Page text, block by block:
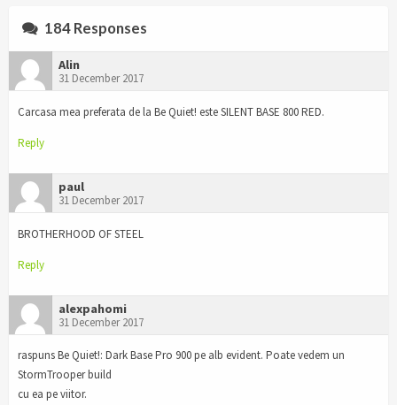
184 Responses
Alin
31 December 2017
Carcasa mea preferata de la Be Quiet! este SILENT BASE 800 RED.
Reply
paul
31 December 2017
BROTHERHOOD OF STEEL
Reply
alexpahomi
31 December 2017
raspuns Be Quiet!: Dark Base Pro 900 pe alb evident. Poate vedem un
StormTrooper build
cu ea pe viitor.